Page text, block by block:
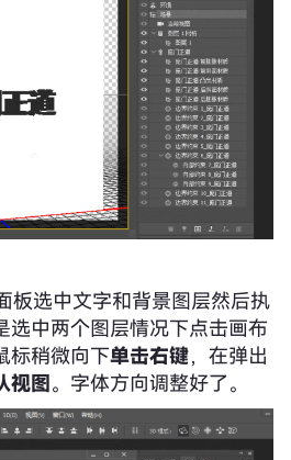
板选中文字和背景图层然后执
选中两个图层情况下点击画布
标稍微向下单击右键，在弹出
视图 。字体方向调整好了。